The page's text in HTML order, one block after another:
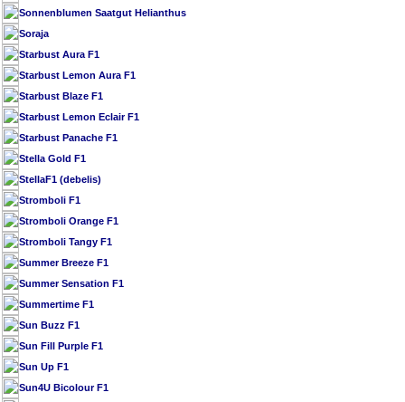
Sonnenblumen Saatgut Helianthus
Soraja
Starbust Aura F1
Starbust Lemon Aura F1
Starbust Blaze F1
Starbust Lemon Eclair F1
Starbust Panache F1
Stella Gold F1
StellaF1 (debelis)
Stromboli F1
Stromboli Orange F1
Stromboli Tangy F1
Summer Breeze F1
Summer Sensation F1
Summertime F1
Sun Buzz F1
Sun Fill Purple F1
Sun Up F1
Sun4U Bicolour F1